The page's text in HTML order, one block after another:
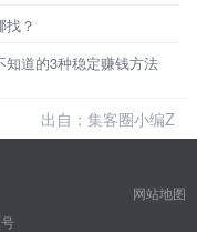
？
道的3种稳定赚钱方法
出自：集客圈小编Z
网站地图